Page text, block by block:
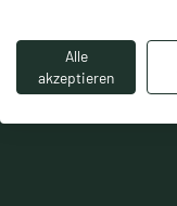
Alle
akzeptieren